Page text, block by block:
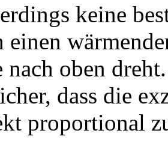
keine
einen
nach oben
dass die
proportional